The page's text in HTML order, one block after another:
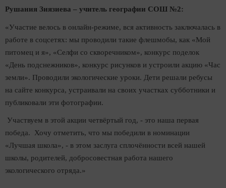
Рушания Зиязиева – учитель географии СОШ №2:
«Участие велось в онлайн-режиме, вся активность заключалась в
работе в соцсетях: мы проводили такие флешмобы, как «Мой
питомец и я», «Селфи со скворечником», конкурс поделок
«День подснежников», конкурс рисунков и устроили акцию «Час
земли». Проводили экологические уроки. Дети решали ребусы
на сайте конкурса, устраивали на своих участках субботники и
публиковали эти фотографии.
Участвуем в этой акции четвёртый год, - это наша первая
победа. Хочу отметить, что мы победили в номинации
«Лучшая школа», - в этом заслуга сплочённости всей нашей
школы, родителей, добросовестная работа нашего
экологического отряда.»